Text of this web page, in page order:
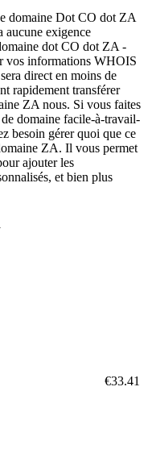
domaine Dot CO dot ZA
aucune exigence
dot CO dot ZA -
vos informations WHOIS
direct en moins de
rapidement transférer
ZA nous. Si vous faites
domaine facile-à-travail-
besoin gérer quoi que ce
ZA. Il vous permet
ajouter les
et bien plus
€33.41